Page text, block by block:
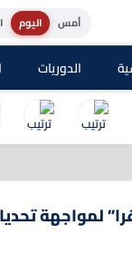
اليوم الغد
الدوريات
لمواجهة